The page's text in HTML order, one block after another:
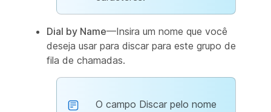
Dial by Name—Insira um nome que você
deseja usar para discar para este grupo de
fila de chamadas.
O campo Discar pelo nome